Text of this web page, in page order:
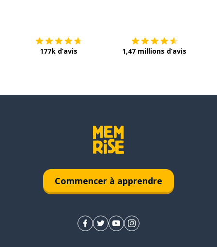
177k d’avis 1,47 millions d’avis
Commencer à apprendre